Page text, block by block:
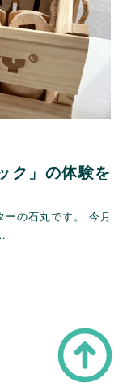
ク」の体験を
ーの石丸です。 今月